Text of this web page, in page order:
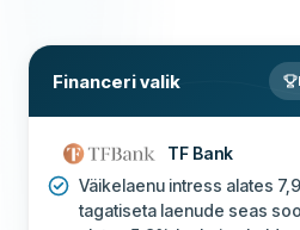
Financeri valik
TF Bank
Väikelaenu intress alates
tagatiseta laenude seas